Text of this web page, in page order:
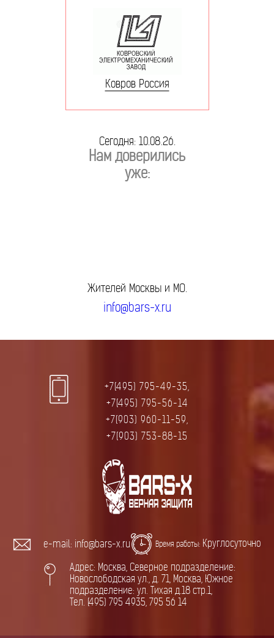
Ковров Россия
Сегодня: 10.08.26.
Нам доверились
уже:
Жителей Москвы и МО.
info@bars-x.ru
e-mail: info@bars-x.ru Время работы: Круглосуточно
Адрес: Москва, Северное подразделение:
Новослободская ул., д. 71, Москва, Южное
подразделение: ул. Тихая д.18 стр.1,
Тел. (495) 795 4935, 795 56 14
+7(495) 795-49-35,
+7(495) 795-56-14
+7(903) 960-11-59,
+7(903) 753-88-15